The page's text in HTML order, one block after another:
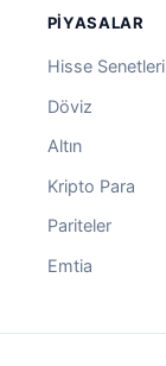
PIYASALAR
Hisse Senetleri
Döviz
Altın
Kripto Para
Pariteler
Emtia